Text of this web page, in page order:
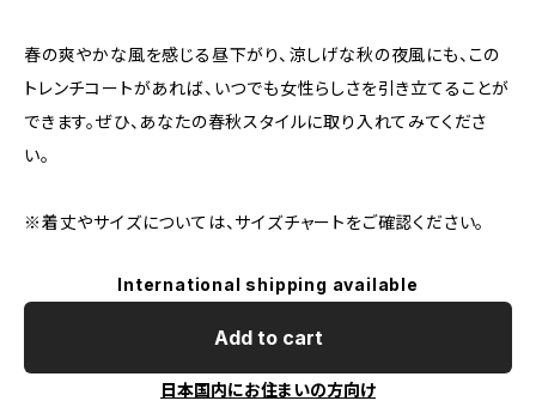
春の爽やかな風を感じる昼下がり、涼しげな秋の夜風にも、この
トレンチコートがあれば、いつでも女性らしさを引き立てることが
できます。ぜひ、あなたの春秋スタイルに取り入れてみてくださ
い。
※着丈やサイズについては、サイズチャートをご確認ください。
International shipping available
Add to cart
日本国内にお住まいの方向け